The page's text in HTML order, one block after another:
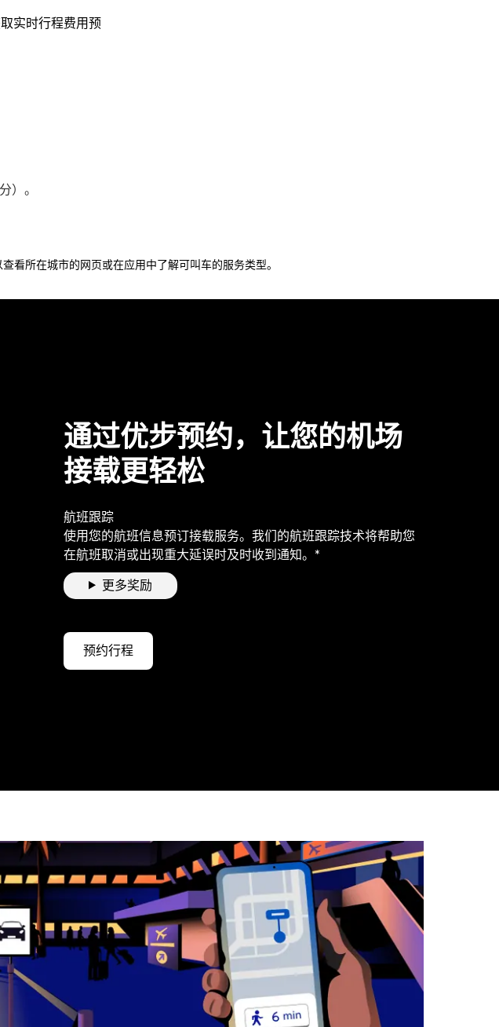
实时行程费用预
）。
看所在城市的网页或在应用中了解可叫车的服务类型。
通过优步预约，让您的机场
接载更轻松
航班跟踪
使用您的航班信息预订接载服务。我们的航班跟踪技术将帮助您
在航班取消或出现重大延误时及时收到通知。*
更多奖励
预约行程